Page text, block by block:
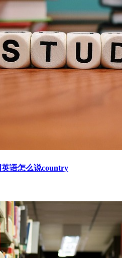
语怎么说country